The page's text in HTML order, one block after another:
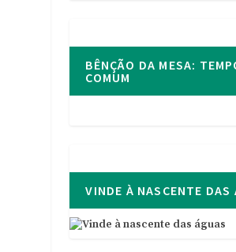
BÊNÇÃO DA MESA:
COMUM
VINDE À NASCENTE DAS